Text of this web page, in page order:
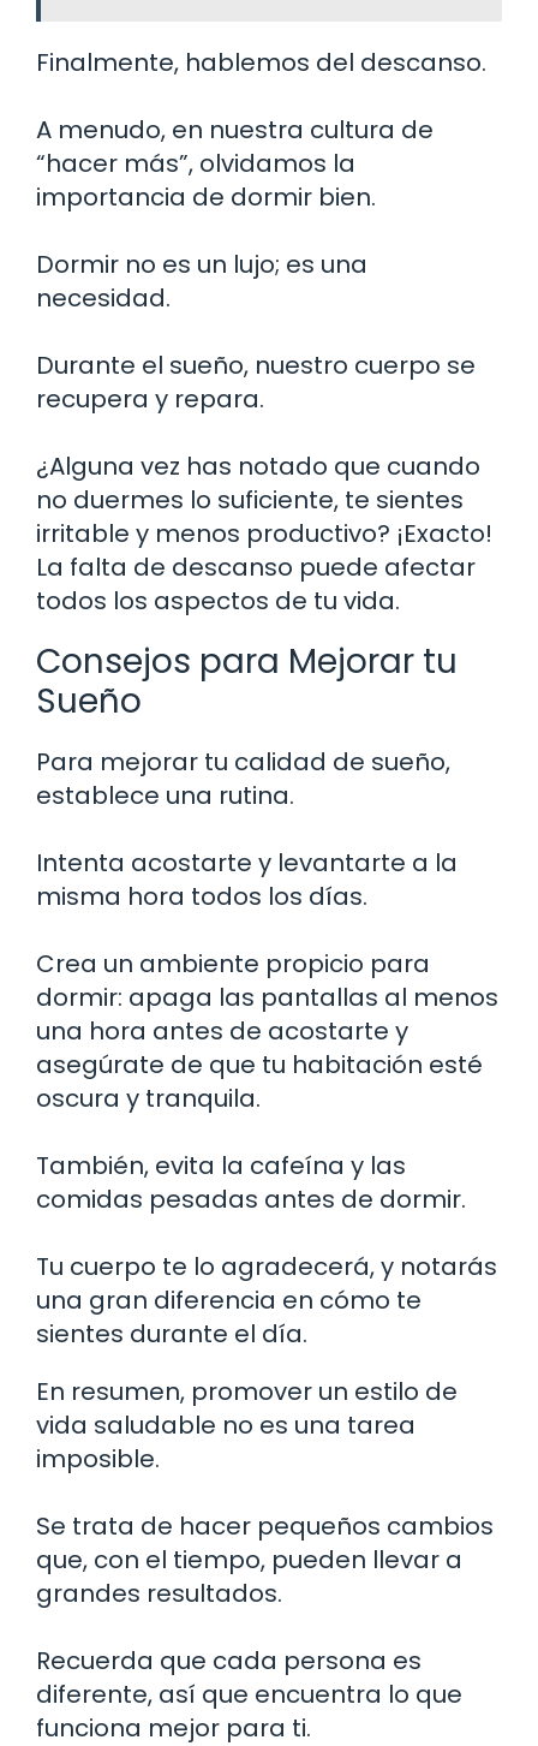
Finalmente, hablemos del descanso.
A menudo, en nuestra cultura de
“hacer más”, olvidamos la
importancia de dormir bien.
Dormir no es un lujo; es una
necesidad.
Durante el sueño, nuestro cuerpo se
recupera y repara.
¿Alguna vez has notado que cuando
no duermes lo suficiente, te sientes
irritable y menos productivo? ¡Exacto!
La falta de descanso puede afectar
todos los aspectos de tu vida.
Consejos para Mejorar tu
Sueño
Para mejorar tu calidad de sueño,
establece una rutina.
Intenta acostarte y levantarte a la
misma hora todos los días.
Crea un ambiente propicio para
dormir: apaga las pantallas al menos
una hora antes de acostarte y
asegúrate de que tu habitación esté
oscura y tranquila.
También, evita la cafeína y las
comidas pesadas antes de dormir.
Tu cuerpo te lo agradecerá, y notarás
una gran diferencia en cómo te
sientes durante el día.
En resumen, promover un estilo de
vida saludable no es una tarea
imposible.
Se trata de hacer pequeños cambios
que, con el tiempo, pueden llevar a
grandes resultados.
Recuerda que cada persona es
diferente, así que encuentra lo que
funciona mejor para ti.